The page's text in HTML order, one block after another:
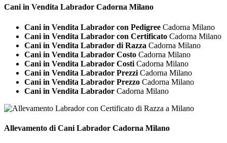
Cani in Vendita Labrador Cadorna Milano
Cani in Vendita Labrador con Pedigree Cadorna Milano
Cani in Vendita Labrador con Certificato Cadorna Milano
Cani in Vendita Labrador di Razza Cadorna Milano
Cani in Vendita Labrador Costo Cadorna Milano
Cani in Vendita Labrador Costi Cadorna Milano
Cani in Vendita Labrador Prezzi Cadorna Milano
Cani in Vendita Labrador Prezzo Cadorna Milano
Cani in Vendita Labrador Cadorna Milano
Allevamento di Cani Labrador Cadorna Milano